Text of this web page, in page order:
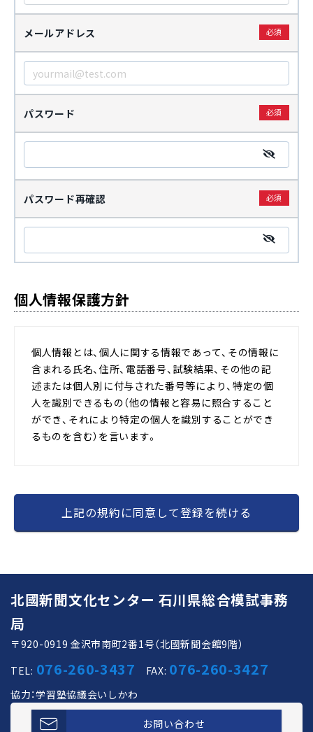
メールアドレス
パスワード
パスワード再確認
個人情報保護方針
個人情報とは、個人に関する情報であって、その情報に
含まれる氏名、住所、電話番号、試験結果、その他の記
述または個人別に付与された番号等により、特定の個
人を識別できるもの（他の情報と容易に照合すること
ができ、それにより特定の個人を識別することができ
るものを含む）を言います。
石川県総合模試にお申し込みされた方（以下「お申込
者」）の個人情報は、お申し込みいただいた石川県総合
模試の実施・運営に必要な範囲内で、その目的の達成に
って行われます。
聞文化センターは、お申込者から収集した個人情報の
ます。
また、お申込者の書面による同意なしに、個人情報を第
三者に提供することはありません。
上記の規約に同意して登録を続ける
北國新聞文化センター 石川県総合模試事務
局
〒920-0919 金沢市南町2番1号（北國新聞会館9階）
TEL: 076-260-3437 FAX: 076-260-3427
協力：学習塾協議会いしかわ
お問い合わせ